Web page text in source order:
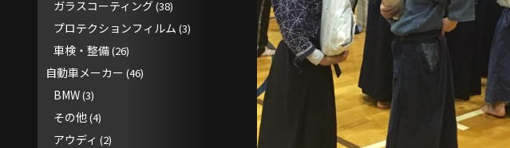
ガラスコーティング(38)
プロテクションフィルム (3)
車検・整備(26)
自動車メーカー (46)
BMW(3)
その他(4)
アウディ (2)